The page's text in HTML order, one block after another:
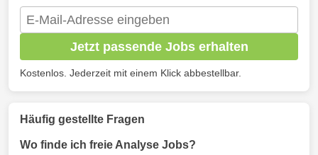
Jetzt passende Jobs erhalten
Kostenlos. Jederzeit mit einem Klick abbestellbar.
Häufig gestellte Fragen
Wo finde ich freie Analyse Jobs?